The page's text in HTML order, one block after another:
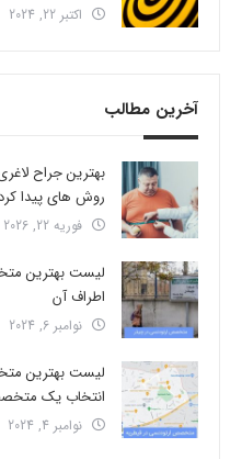
اکتبر 22, 2024
آخرین مطالب
روش های پیدا
فوریه 22, 2026
لیست بهترین
اطراف آن
نوامبر 6, 2024
لیست بهترین
انتخاب یک
نوامبر 4, 2024